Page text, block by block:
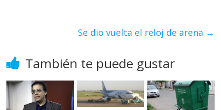
Se dio vuelta el reloj de arena →
También te puede gustar